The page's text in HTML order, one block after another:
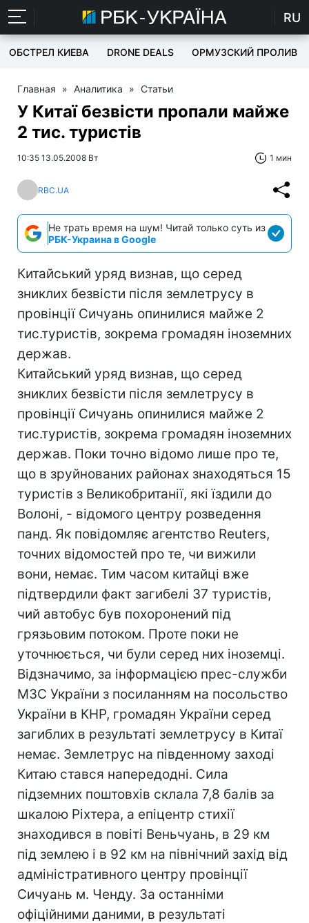
RU
ОБСТРЕЛ КИЕВА DRONE DEALS ОРМУЗСКИЙ ПРОЛИВ
Главная » Аналитика » Статьи
У Китаї безвісти пропали майже
2 тис. туристів
10:35 13.05.2008 Вт 1 мин
RBC.UA
Не трать время на шум! Читай только суть из
РБК-Украина в Google
Китайський уряд визнав, що серед
зниклих безвісти після землетрусу в
провінції Сичуань опинилися майже 2
тис.туристів, зокрема громадян іноземних
держав.
Китайський уряд визнав, що серед
зниклих безвісти після землетрусу в
провінції Сичуань опинилися майже 2
тис.туристів, зокрема громадян іноземних
держав. Поки точно відомо лише про те,
що в зруйнованих районах знаходяться 15
туристів з Великобританії, які їздили до
Волоні, - відомого центру розведення
панд. Як повідомляє агентство Reuters,
точних відомостей про те, чи вижили
вони, немає. Тим часом китайці вже
підтвердили факт загибелі 37 туристів,
чий автобус був похоронений під
грязьовим потоком. Проте поки не
уточнюється, чи були серед них іноземці.
Відзначимо, за інформацією прес-служби
МЗС України з посиланням на посольство
України в КНР, громадян України серед
загиблих в результаті землетрусу в Китаї
немає. Землетрус на південному заході
Китаю стався напередодні. Сила
підземних поштовхів склала 7,8 балів за
шкалою Ріхтера, а епіцентр стихії
знаходився в повіті Веньчуань, в 29 км
під землею і в 92 км на північний захід від
адміністративного центру провінції
Сичуань м. Ченду. За останніми
офіційними даними, в результаті